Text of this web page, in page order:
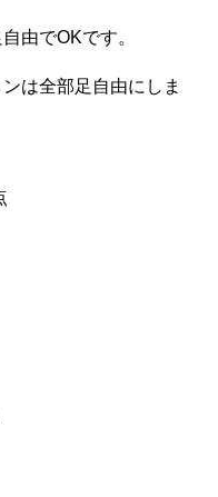
由でOKです。
は全部足自由にしま